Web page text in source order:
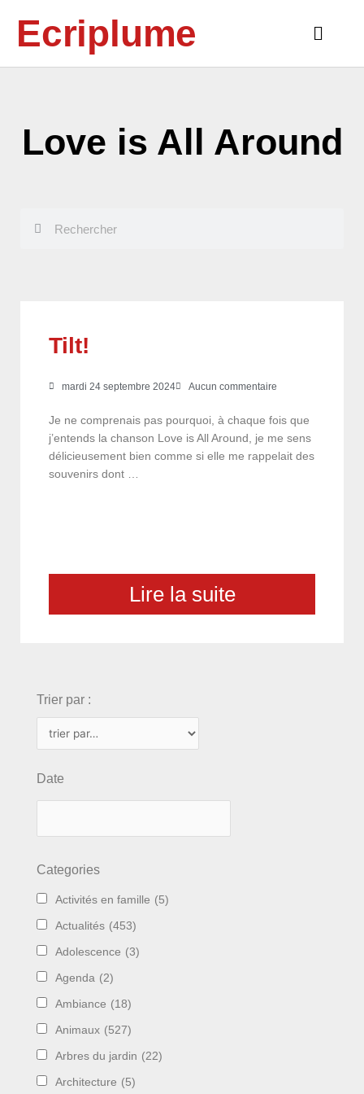
contenuEcriplume
Main
Love is All Around
Tilt!
mardi 24 septembre 2024 Aucun commentaire
Je ne comprenais pas pourquoi, à chaque fois que
j’entends la chanson Love is All Around, je me sens
délicieusement bien comme si elle me rappelait des
souvenirs dont …
Lire la suite
Trier par :
Date
Categories
Activités en famille (5)
Actualités (453)
Adolescence (3)
Agenda (2)
Ambiance (18)
Animaux (527)
Arbres du jardin (22)
Architecture (5)